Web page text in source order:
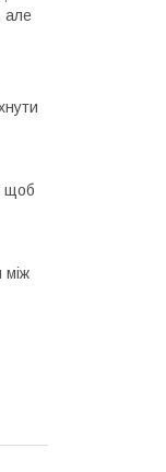
але
щоб
між